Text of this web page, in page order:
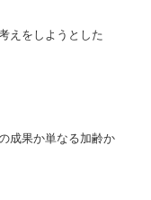
えをしようとした
成果か単なる加齢か